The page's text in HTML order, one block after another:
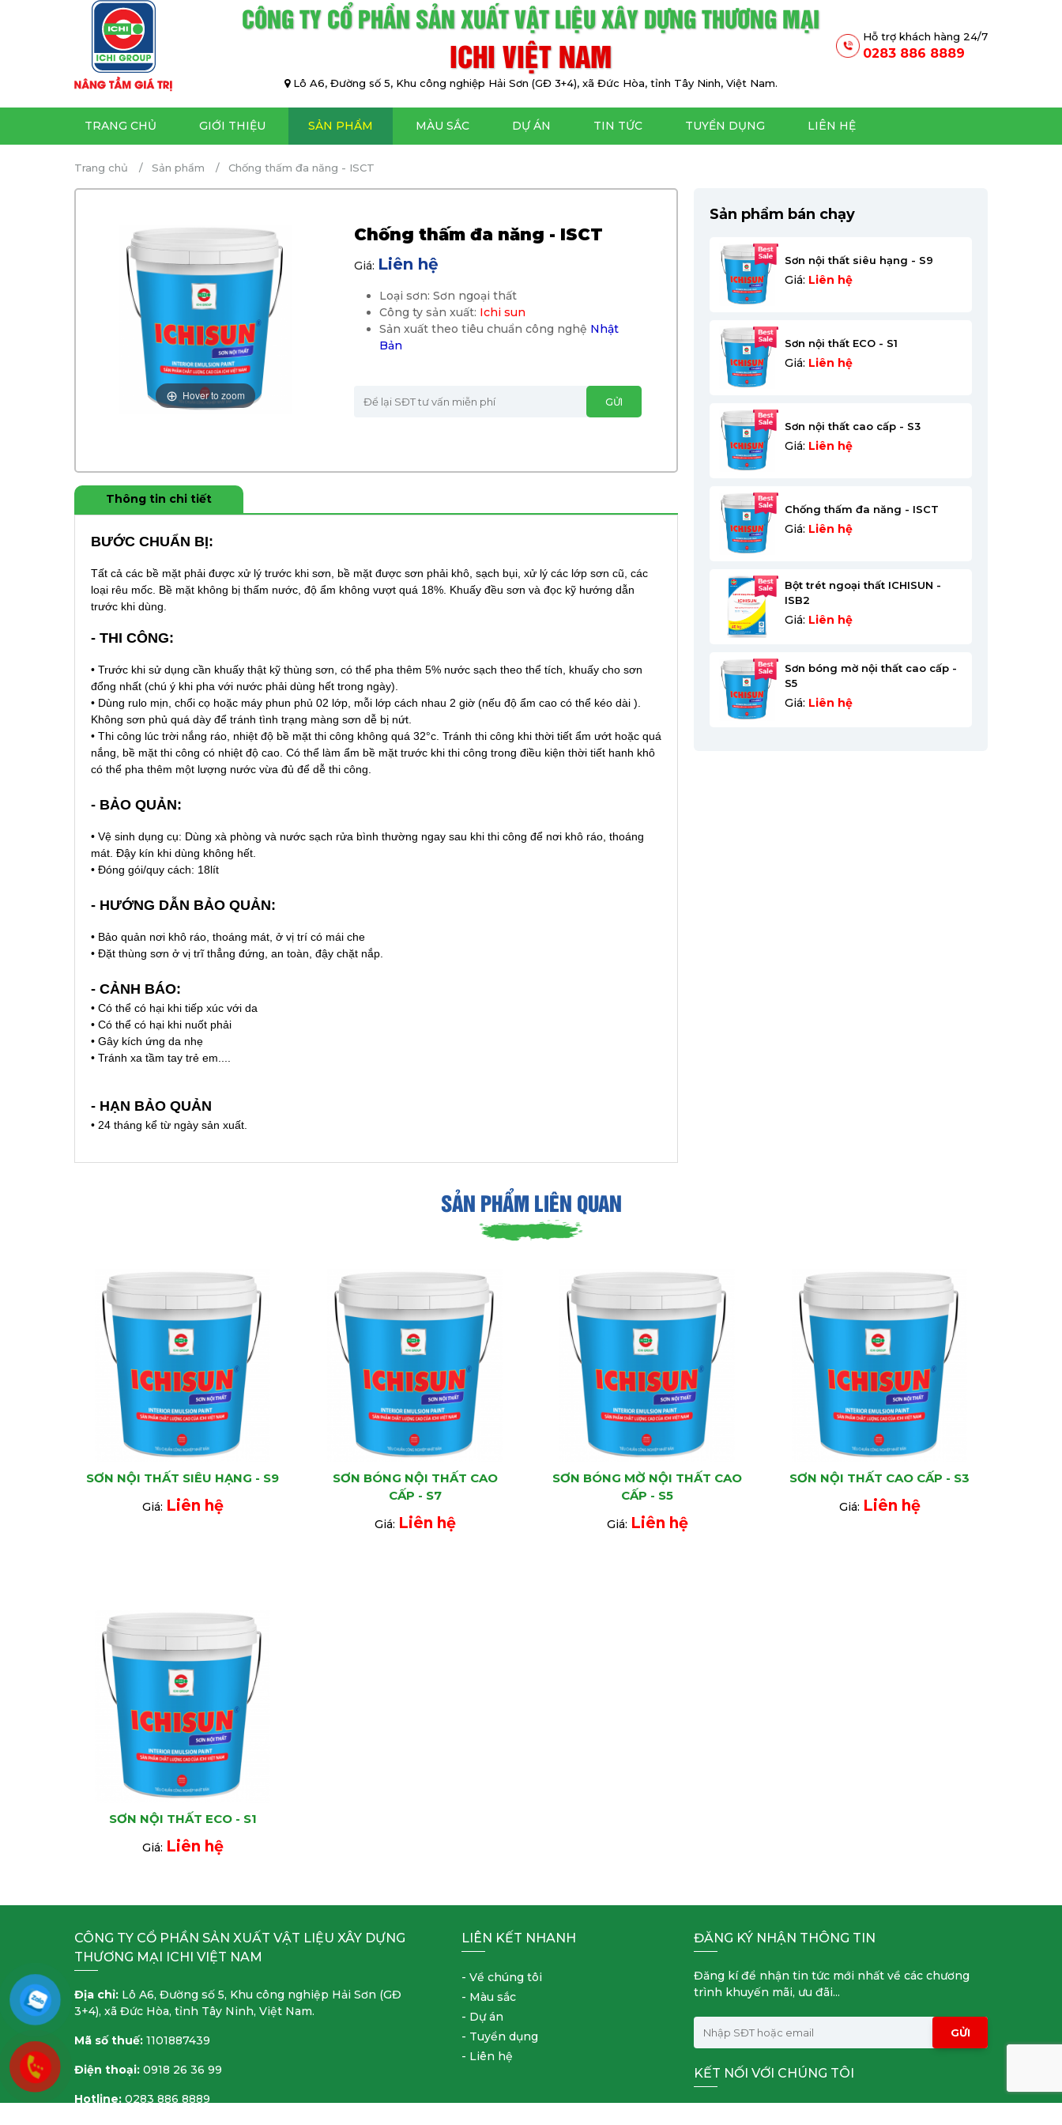
CÔNG TY CỔ PHẦN SẢN XUẤT VẬT LIỆU XÂY DỰNG THƯƠNG MẠI
ICHI VIỆT NAM
Lô A6, Đường số 5, Khu công nghiệp Hải Sơn (GĐ 3+4), xã Đức Hòa, tỉnh Tây Ninh, Việt Nam.
Hỗ trợ khách hàng 24/7
0283 886 8889
TRANG CHỦ GIỚI THIỆU SẢN PHẨM MÀU SẮC DỰ ÁN TIN TỨC TUYỂN DỤNG LIÊN HỆ
Trang chủ Sản phẩm Chống thấm đa năng - ISCT
Hover to zoom
Chống thấm đa năng - ISCT
Giá: Liên hệ
Loại sơn: Sơn ngoại thất
Công ty sản xuất: Ichi sun
Sản xuất theo tiêu chuẩn công nghệ Nhật
Bản
Thông tin chi tiết
BƯỚC CHUẨN BỊ:
Tất cả các bề mặt phải được xử lý trước khi sơn, bề mặt được sơn phải khô, sạch bụi, xử lý các lớp sơn cũ, các
loại rêu mốc. Bề mặt không bị thấm nước, độ ẩm không vượt quá 18%. Khuấy đều sơn và đọc kỹ hướng dẫn
trước khi dùng.
- THI CÔNG:
• Trước khi sử dụng cần khuấy thật kỹ thùng sơn, có thể pha thêm 5% nước sạch theo thể tích, khuấy cho sơn
đổng nhất (chú ý khi pha với nước phải dùng hết trong ngày).
• Dùng rulo mịn, chổi cọ hoặc máy phun phủ 02 lớp, mỗi lớp cách nhau 2 giờ (nếu độ ẩm cao có thể kéo dài ).
Không sơn phủ quá dày để tránh tình trạng màng sơn dễ bị nứt.
• Thi công lúc trời nắng ráo, nhiệt độ bề mặt thi công không quá 32°c. Tránh thi công khi thời tiết ẩm ướt hoặc quá
nắng, bề mặt thi công có nhiệt độ cao. Có thể làm ẩm bề mặt trước khi thi công trong điều kiện thời tiết hanh khô
có thể pha thêm một lượng nước vừa đủ để dễ thi công.
- BẢO QUẢN:
• Vệ sinh dụng cụ: Dùng xà phòng và nước sạch rửa bình thường ngay sau khi thi công để nơi khô ráo, thoáng
mát. Đậy kín khi dùng không hết.
• Đóng gói/quy cách: 18lít
- HƯỚNG DẪN BẢO QUẢN:
• Bảo quản nơi khô ráo, thoáng mát, ở vị trí có mái che
• Đặt thùng sơn ở vị trĩ thẳng đứng, an toàn, đậy chặt nắp.
- CẢNH BÁO:
• Có thể có hại khi tiếp xúc với da
• Có thể có hại khi nuốt phải
• Gây kích ứng da nhẹ
• Tránh xa tầm tay trẻ em....
- HẠN BẢO QUẢN
• 24 tháng kể từ ngày sản xuất.
Sản phẩm bán chạy
Sơn nội thất siêu hạng - S9
Giá: Liên hệ
Sơn nội thất ECO - S1
Giá: Liên hệ
Sơn nội thất cao cấp - S3
Giá: Liên hệ
Chống thấm đa năng - ISCT
Giá: Liên hệ
Bột trét ngoại thất ICHISUN -
ISB2
Giá: Liên hệ
Sơn bóng mờ nội thất cao cấp -
S5
Giá: Liên hệ
SẢN PHẨM LIÊN QUAN
SƠN NỘI THẤT SIÊU HẠNG - S9
Giá: Liên hệ
SƠN BÓNG NỘI THẤT CAO
CẤP - S7
Giá: Liên hệ
SƠN BÓNG MỜ NỘI THẤT CAO
CẤP - S5
Giá: Liên hệ
SƠN NỘI THẤT CAO CẤP - S3
Giá: Liên hệ
SƠN NỘI THẤT ECO - S1
Giá: Liên hệ
CÔNG TY CỔ PHẦN SẢN XUẤT VẬT LIỆU XÂY DỰNG
THƯƠNG MẠI ICHI VIỆT NAM
Địa chỉ: Lô A6, Đường số 5, Khu công nghiệp Hải Sơn (GĐ
3+4), xã Đức Hòa, tỉnh Tây Ninh, Việt Nam.
Mã số thuế: 1101887439
Điện thoại: 0918 26 36 99
Hotline: 0283 886 8889
LIÊN KẾT NHANH
- Về chúng tôi
- Màu sắc
- Dự án
- Tuyển dụng
- Liên hệ
ĐĂNG KÝ NHẬN THÔNG TIN
Đăng kí để nhận tin tức mới nhất về các chương
trình khuyến mãi, ưu đãi...
GỬI
KẾT NỐI VỚI CHÚNG TÔI